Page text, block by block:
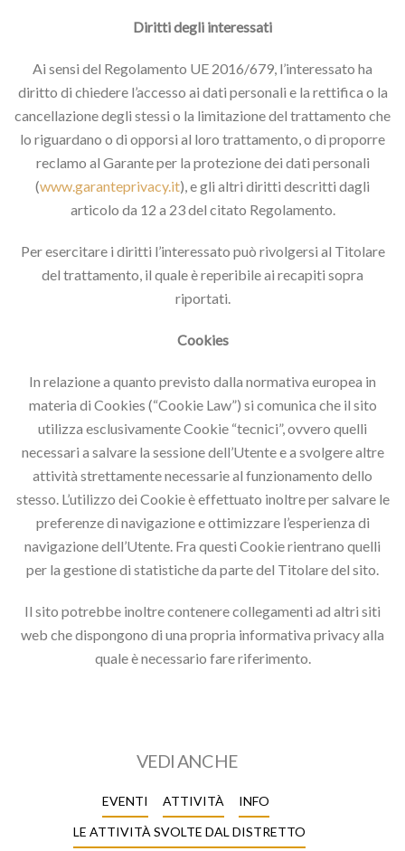
Diritti degli interessati
Ai sensi del Regolamento UE 2016/679, l’interessato ha
diritto di chiedere l’accesso ai dati personali e la rettifica o la
cancellazione degli stessi o la limitazione del trattamento che
lo riguardano o di opporsi al loro trattamento, o di proporre
reclamo al Garante per la protezione dei dati personali
(www.garanteprivacy.it), e gli altri diritti descritti dagli
articolo da 12 a 23 del citato Regolamento.
Per esercitare i diritti l’interessato può rivolgersi al Titolare
del trattamento, il quale è reperibile ai recapiti sopra
riportati.
Cookies
In relazione a quanto previsto dalla normativa europea in
materia di Cookies (“Cookie Law”) si comunica che il sito
utilizza esclusivamente Cookie “tecnici”, ovvero quelli
necessari a salvare la sessione dell’Utente e a svolgere altre
attività strettamente necessarie al funzionamento dello
stesso. L’utilizzo dei Cookie è effettuato inoltre per salvare le
preferenze di navigazione e ottimizzare l’esperienza di
navigazione dell’Utente. Fra questi Cookie rientrano quelli
per la gestione di statistiche da parte del Titolare del sito.
Il sito potrebbe inoltre contenere collegamenti ad altri siti
web che dispongono di una propria informativa privacy alla
quale è necessario fare riferimento.
VEDI ANCHE
EVENTI ATTIVITÀ
INFO
LE ATTIVITÀ SVOLTE DAL DISTRETTO